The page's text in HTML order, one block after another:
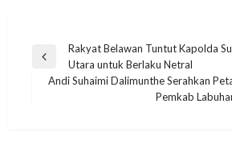
Navigasi
pos
Previous
Post
Rakyat Belawan Tuntut Kapolda
Utara untuk Berlaku Netral
Andi Suhaimi Dalimunthe Serahkan
Pemkab